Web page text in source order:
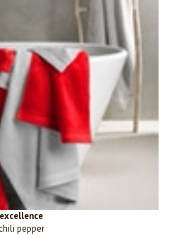
excellence
pepper